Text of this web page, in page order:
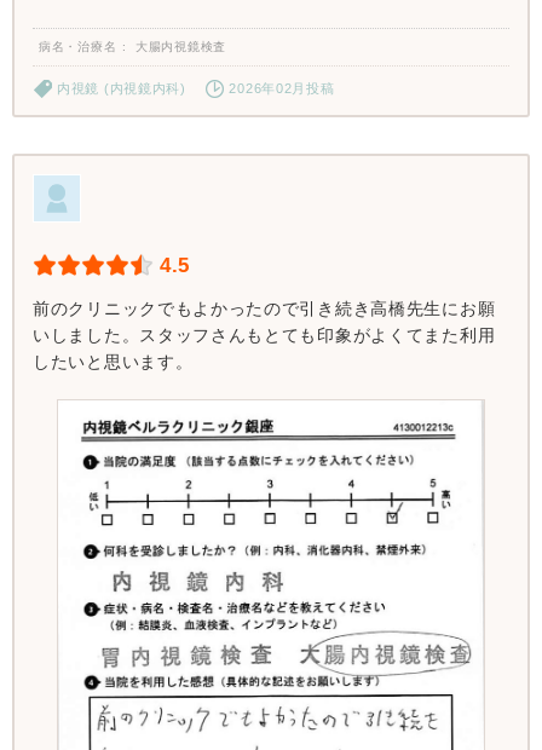
病名・治療名 大腸内視鏡検査
内視鏡 (内視鏡内科) 2026年02月投稿
4.5
前のクリニックでもよかったので引き続き高橋先生にお願
いしました。スタッフさんもとても印象がよくてまた利用
したいと思います。